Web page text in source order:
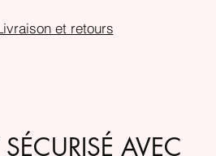
et retours
AVEC